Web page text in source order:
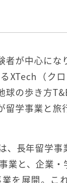
者が中心にな
XTech（ク
球の歩き方
留学事業と
、長年留学
業と、企業
を展開。こ